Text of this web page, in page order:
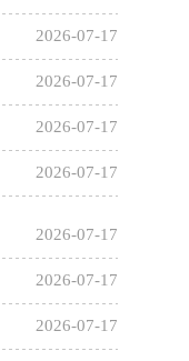
2026-07-17
2026-07-17
2026-07-17
2026-07-17
2026-07-17
2026-07-17
2026-07-17